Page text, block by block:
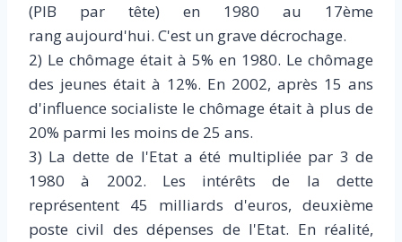
(PIB par tête) en 1980 au 17ème
rang aujourd'hui. C'est un grave décrochage.
2) Le chômage était à 5% en 1980. Le chômage
des jeunes était à 12%. En 2002, après 15 ans
d'influence socialiste le chômage était à plus de
20% parmi les moins de 25 ans.
3) La dette de l'Etat a été multipliée par 3 de
1980 à 2002. Les intérêts de la dette
représentent 45 milliards d'euros, deuxième
poste civil des dépenses de l'Etat. En réalité,